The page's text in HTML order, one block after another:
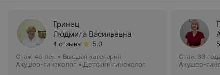
Гринец
Людмила Васильевна
4 отзыва
5.0
Стаж 46 лет • Высшая категория
Акушер-гинеколог • Детский гинеколог
Стаж 33
Акушер-